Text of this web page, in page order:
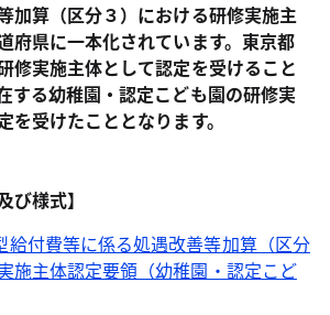
加算（区分３）における研修実施主
府県に一本化されています。東京都
修実施主体として認定を受けること
する幼稚園・認定こども園の研修実
を受けたこととなります。
び様式】
給付費等に係る処遇改善等加算（区分
施主体認定要領（幼稚園・認定こど